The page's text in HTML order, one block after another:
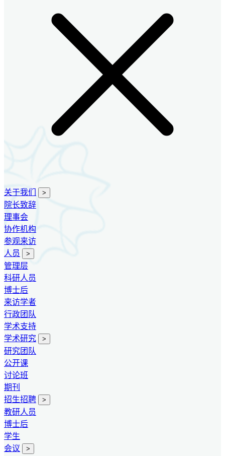
关于我们 >
院长致辞
理事会
协作机构
参观来访
人员
>
管理层
科研人员
博士后
来访学者
行政团队
学术支持
学术研究
>
研究团队
公开课
讨论班
期刊
招生招聘
>
教研人员
博士后
学生
会议
>